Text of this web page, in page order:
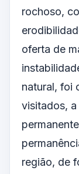
rochoso,
oferta de
natural, foi
visitados,
região, de